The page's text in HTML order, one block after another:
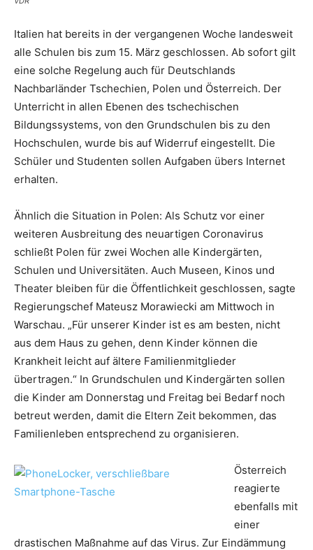
Italien hat bereits in der vergangenen Woche landesweit
alle Schulen bis zum 15. März geschlossen. Ab sofort gilt
eine solche Regelung auch für Deutschlands
Nachbarländer Tschechien, Polen und Österreich. Der
Unterricht in allen Ebenen des tschechischen
Bildungssystems, von den Grundschulen bis zu den
Hochschulen, wurde bis auf Widerruf eingestellt. Die
Schüler und Studenten sollen Aufgaben übers Internet
erhalten.
Ähnlich die Situation in Polen: Als Schutz vor einer
weiteren Ausbreitung des neuartigen Coronavirus
schließt Polen für zwei Wochen alle Kindergärten,
Schulen und Universitäten. Auch Museen, Kinos und
Theater bleiben für die Öffentlichkeit geschlossen, sagte
Regierungschef Mateusz Morawiecki am Mittwoch in
Warschau. „Für unserer Kinder ist es am besten, nicht
aus dem Haus zu gehen, denn Kinder können die
Krankheit leicht auf ältere Familienmitglieder
übertragen.“ In Grundschulen und Kindergärten sollen
die Kinder am Donnerstag und Freitag bei Bedarf noch
betreut werden, damit die Eltern Zeit bekommen, das
Familienleben entsprechend zu organisieren.
Österreich
reagierte
ebenfalls mit
einer
drastischen Maßnahme auf das Virus. Zur Eindämmung